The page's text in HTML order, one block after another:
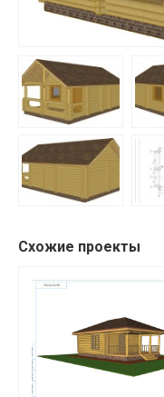
Схожие проекты